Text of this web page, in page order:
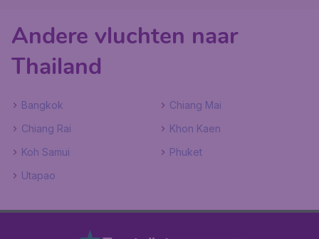
Andere vluchten naar
Thailand
Bangkok
Chiang Mai
Chiang Rai
Khon Kaen
Koh Samui
Phuket
Utapao